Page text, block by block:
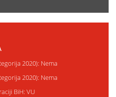
2020): Nema
2020): Nema
BiH: VU